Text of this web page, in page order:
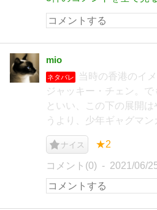
mio
ネタバレ
当時の香港のイ
ジャッキー・チェン。
といい、この下の展開
うより、少年ギャグマン
ナイス ★2
コメント(0) 2021/06/